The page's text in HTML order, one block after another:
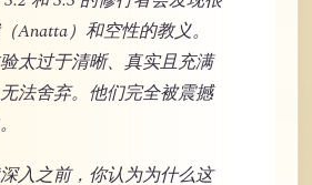
Anatta）和空性的教义。
太过于清晰、真实且充满
法舍弃。他们完全被震撼
入之前，你认为为什么这